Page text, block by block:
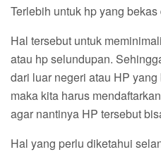
Terlebih untuk hp yang
Hal tersebut untuk
atau hp selundupan.
dari luar negeri atau HP
maka kita harus
agar nantinya HP tersebut
Hal yang perlu diketahui